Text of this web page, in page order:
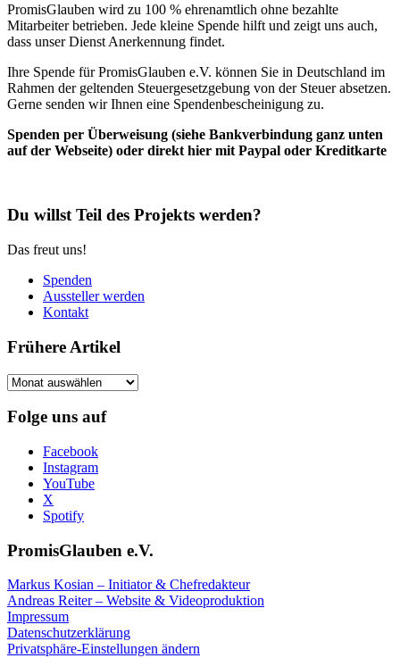
PromisGlauben wird zu 100 % ehrenamtlich ohne bezahlte
Mitarbeiter betrieben. Jede kleine Spende hilft und zeigt uns auch,
dass unser Dienst Anerkennung findet.
Ihre Spende für PromisGlauben e.V. können Sie in Deutschland im
Rahmen der geltenden Steuergesetzgebung von der Steuer absetzen.
Gerne senden wir Ihnen eine Spendenbescheinigung zu.
Spenden per Überweisung (siehe Bankverbindung ganz unten
auf der Webseite) oder direkt hier mit Paypal oder Kreditkarte
Du willst Teil des Projekts werden?
Das freut uns!
Spenden
Aussteller werden
Kontakt
Frühere Artikel
Frühere
Folge uns auf
Facebook
Instagram
YouTube
X
Spotify
PromisGlauben e.V.
Markus Kosian – Initiator & Chefredakteur
Andreas Reiter – Website & Videoproduktion
Impressum
Datenschutzerklärung
Privatsphäre-Einstellungen ändern